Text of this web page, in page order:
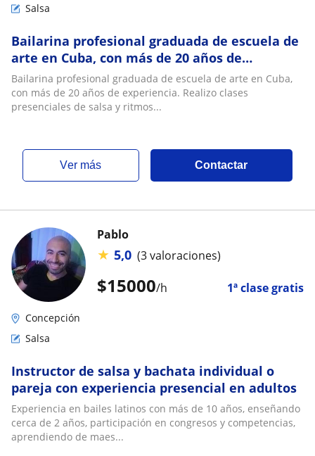
Salsa
Bailarina profesional graduada de escuela de
arte en Cuba, con más de 20 años de
experiencia. Realizo clases presenciales de
salsa y ritmos latinos
Bailarina profesional graduada de escuela de arte en Cuba,
con más de 20 años de experiencia. Realizo clases
presenciales de salsa y ritmos...
ver más Contactar
$15000/h 1ª clase gratis
Pablo
★ 5,0 (3 valoraciones)
Concepción
Salsa
Instructor de salsa y bachata individual o
pareja con experiencia presencial en adultos
Experiencia en bailes latinos con más de 10 años, enseñando
cerca de 2 años, participación en congresos y competencias,
aprendiendo de maes...